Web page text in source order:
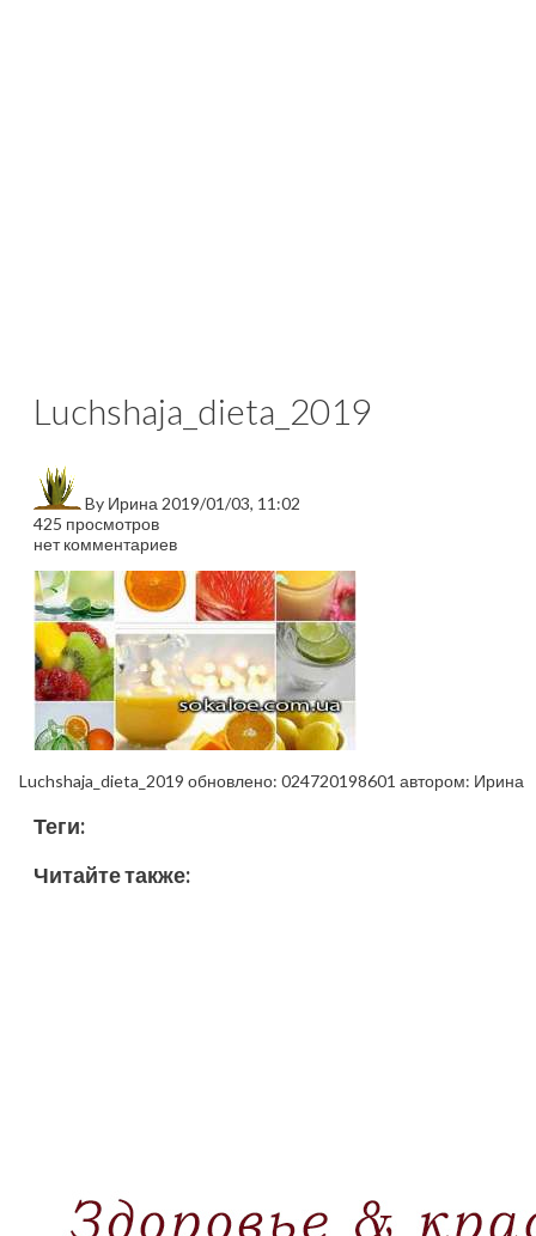
Luchshaja_dieta_2019
By Ирина 2019/01/03, 11:02
425 просмотров
нет комментариев
Luchshaja_dieta_2019 обновлено: 024720198601 автором: Ирина
Теги:
Читайте также: